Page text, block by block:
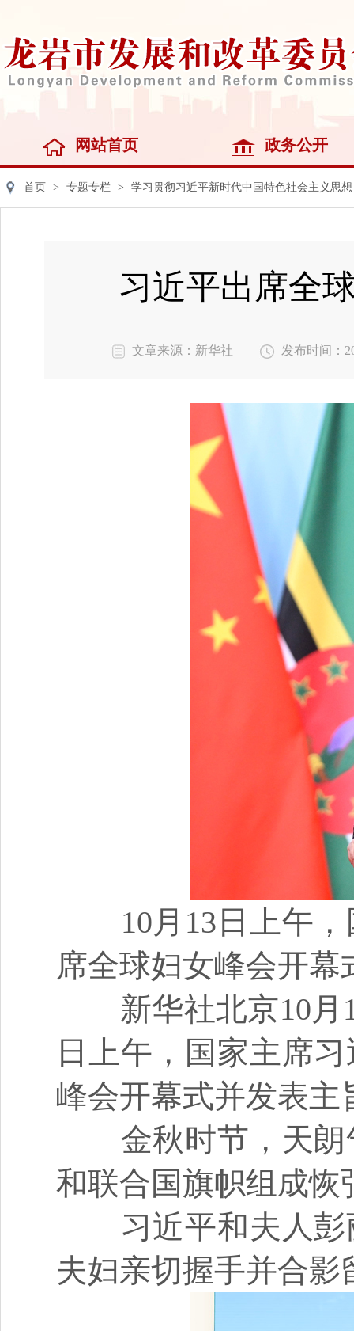
网站首页 政务公开
首页 > 专题专栏 > 学习贯彻习近平新时代中国特色社会主义思想
习近平出席全
文章来源：新华社 发布时间：
10月13日上午，
席全球妇女峰会开
新华社北京10月
日上午，国家主席
峰会开幕式并发表主
金秋时节，天朗
和联合国旗帜组成恢
习近平和夫人彭
夫妇亲切握手并合影